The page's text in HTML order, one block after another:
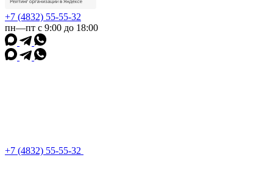
+7 (4832) 55-55-32
пн—пт с 9:00 до 18:00
+7 (4832) 55-55-32